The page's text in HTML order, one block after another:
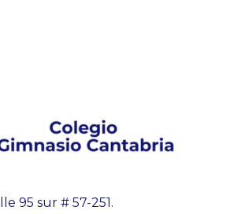
95 sur # 57-251.